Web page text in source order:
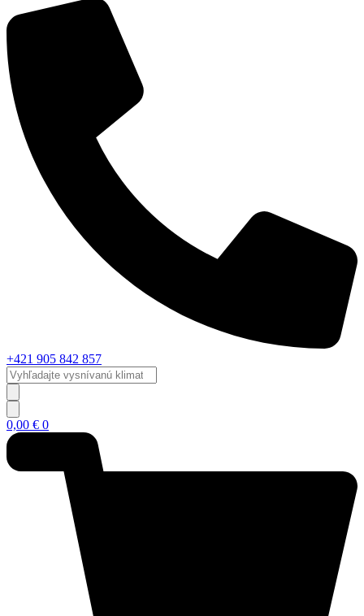
+421 905 842 857
Vyhľadajte
vysnívanú
klimatizáciu...
0,00 € 0